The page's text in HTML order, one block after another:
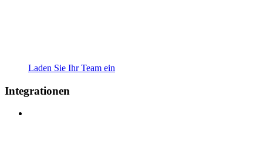
Laden Sie Ihr Team ein
Integrationen